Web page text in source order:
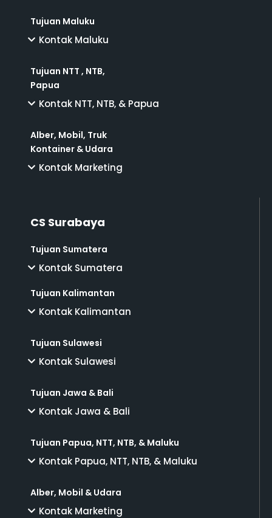
Tujuan Maluku
Kontak Maluku
Tujuan NTT , NTB,
Papua
Kontak NTT, NTB, & Papua
Alber, Mobil, Truk
Kontainer & Udara
Kontak Marketing
CS Surabaya
Tujuan Sumatera
Kontak Sumatera
Tujuan Kalimantan
Kontak Kalimantan
Tujuan Sulawesi
Kontak Sulawesi
Tujuan Jawa & Bali
Kontak Jawa & Bali
Tujuan Papua, NTT, NTB, & Maluku
Kontak Papua, NTT, NTB, & Maluku
Alber, Mobil & Udara
Kontak Marketing